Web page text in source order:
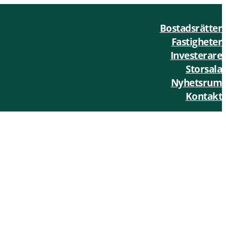
Bostadsrätter
Fastigheter
Investerare
Storsala
Nyhetsrum
Kontakt